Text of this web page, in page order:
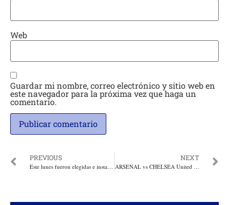
Web
Guardar mi nombre, correo electrónico y sitio web en
este navegador para la próxima vez que haga un
comentario.
PREVIOUS
Este lunes fueron elegidas e instaladas las Comisiones Senado. 4 costeños presidentes de Comisiones
NEXT
ARSENAL vs CHELSEA United en Vivo Horarios y donde ver el Partido